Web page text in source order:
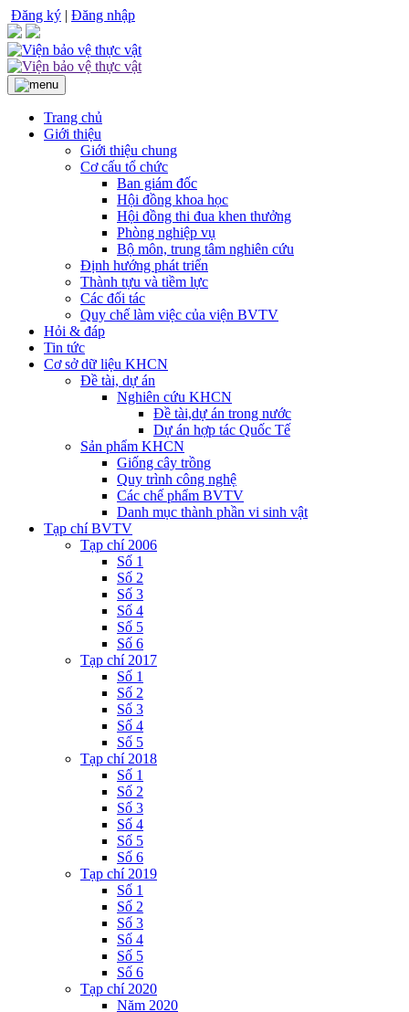
Đăng ký | Đăng nhập
Trang chủ
Giới thiệu
Giới thiệu chung
Cơ cấu tổ chức
Ban giám đốc
Hội đồng khoa học
Hội đồng thi đua khen thưởng
Phòng nghiệp vụ
Bộ môn, trung tâm nghiên cứu
Định hướng phát triển
Thành tựu và tiềm lực
Các đối tác
Quy chế làm việc của viện BVTV
Hỏi & đáp
Tin tức
Cơ sở dữ liệu KHCN
Đề tài, dự án
Nghiên cứu KHCN
Đề tài,dự án trong nước
Dự án hợp tác Quốc Tế
Sản phẩm KHCN
Giống cây trồng
Quy trình công nghệ
Các chế phẩm BVTV
Danh mục thành phần vi sinh vật
Tạp chí BVTV
Tạp chí 2006
Số 1
Số 2
Số 3
Số 4
Số 5
Số 6
Tạp chí 2017
Số 1
Số 2
Số 3
Số 4
Số 5
Tạp chí 2018
Số 1
Số 2
Số 3
Số 4
Số 5
Số 6
Tạp chí 2019
Số 1
Số 2
Số 3
Số 4
Số 5
Số 6
Tạp chí 2020
Năm 2020